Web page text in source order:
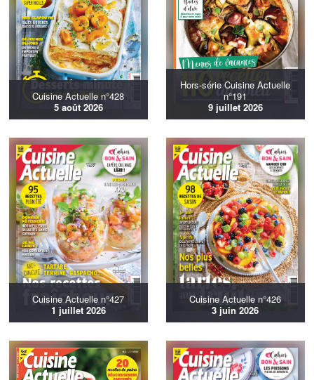
Cuisine Actuelle n°428
5 août 2026
Hors-série Cuisine Actuelle
n°191
9 juillet 2026
Cuisine Actuelle n°427
1 juillet 2026
Cuisine Actuelle n°426
3 juin 2026